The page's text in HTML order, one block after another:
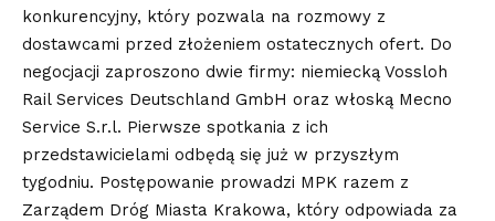
konkurencyjny, który pozwala na rozmowy z
dostawcami przed złożeniem ostatecznych ofert. Do
negocjacji zaproszono dwie firmy: niemiecką Vossloh
Rail Services Deutschland GmbH oraz włoską Mecno
Service S.r.l. Pierwsze spotkania z ich
przedstawicielami odbędą się już w przyszłym
tygodniu. Postępowanie prowadzi MPK razem z
Zarządem Dróg Miasta Krakowa, który odpowiada za